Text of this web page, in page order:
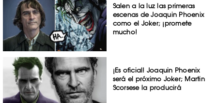
Salen a la luz las primeras
escenas de Joaquin Phoenix
como el Joker; ¡promete
mucho!
¡Es oficial! Joaquin Phoenix
será el próximo Joker; Martin
Scorsese la producirá